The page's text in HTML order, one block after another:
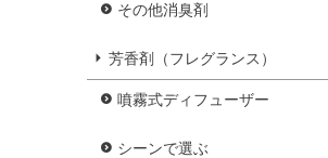
その他消臭剤
芳香剤（フレグランス）
噴霧式ディフューザー
シーンで選ぶ